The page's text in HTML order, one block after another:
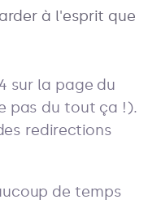
à l'esprit que
sur la page du
pas du tout ça !).
redirections
de temps